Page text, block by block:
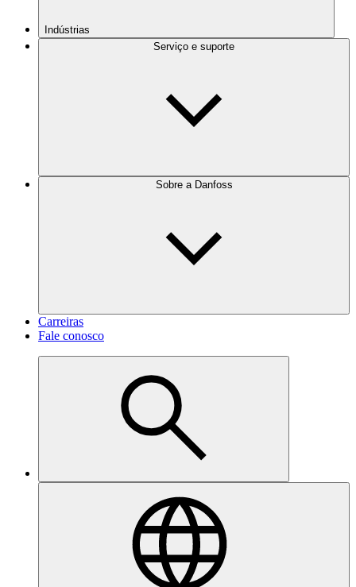
Indústrias
Serviço e suporte
Sobre a Danfoss
Carreiras
Fale conosco